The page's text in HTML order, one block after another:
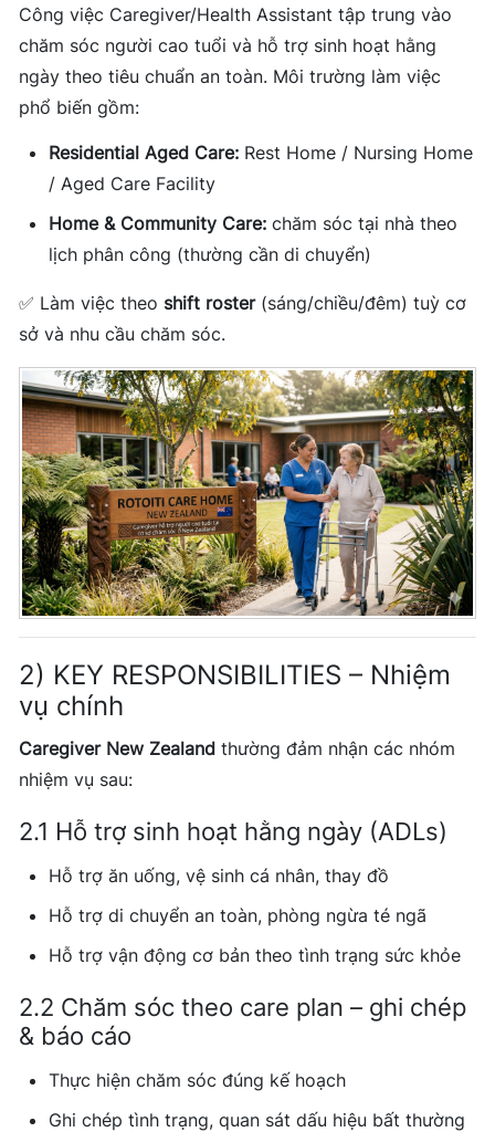
Công việc Caregiver/Health Assistant tập trung vào
chăm sóc người cao tuổi và hỗ trợ sinh hoạt hằng
ngày theo tiêu chuẩn an toàn. Môi trường làm việc
phổ biến gồm:
Residential Aged Care: Rest Home / Nursing Home
/ Aged Care Facility
Home & Community Care: chăm sóc tại nhà theo
lịch phân công (thường cần di chuyển)
✅ Làm việc theo shift roster(sáng/chiều/đêm) tuỳ cơ
sở và nhu cầu chăm sóc.
2) KEY RESPONSIBILITIES – Nhiệm
vụ chính
Caregiver New Zealand thường đảm nhận các nhóm
nhiệm vụ sau:
2.1 Hỗ trợ sinh hoạt hằng ngày (ADLs)
Hỗ trợ ăn uống, vệ sinh cá nhân, thay đồ
Hỗ trợ di chuyển an toàn, phòng ngừa té ngã
Hỗ trợ vận động cơ bản theo tình trạng sức khỏe
2.2 Chăm sóc theo care plan – ghi chép
& báo cáo
Thực hiện chăm sóc đúng kế hoạch
Ghi chép tình trạng, quan sát dấu hiệu bất thường